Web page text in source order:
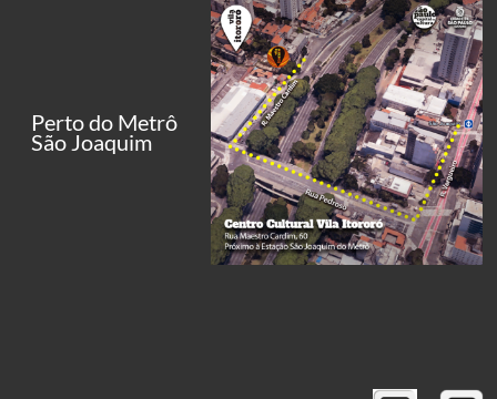
Perto do Metrô
São Joaquim